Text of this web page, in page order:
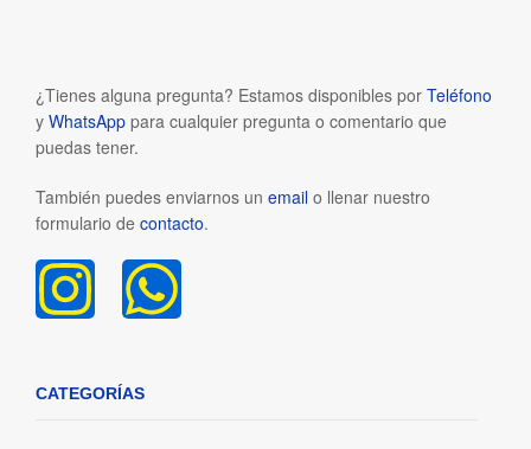
¿Tienes alguna pregunta? Estamos disponibles por Teléfono
y WhatsApp para cualquier pregunta o comentario que
puedas tener.
También puedes enviarnos un email o llenar nuestro
formulario de contacto.
CATEGORÍAS